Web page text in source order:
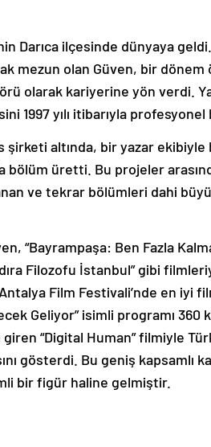
Darıca ilçesinde dünyaya
mezun olan Güven, bir dönem
olarak kariyerine yön verdi.
1997 yılı itibarıyla
altında, bir yazar ekibiyle
bölüm üretti. Bu projeler
ve tekrar bölümleri dahi
“Bayrampaşa: Ben Fazla
Filozofu İstanbul” gibi
Film Festivali’nde en iyi
Geliyor” isimli programı 360
“Digital Human” filmiyle
gösterdi. Bu geniş kapsamlı
bir figür haline gelmiştir.